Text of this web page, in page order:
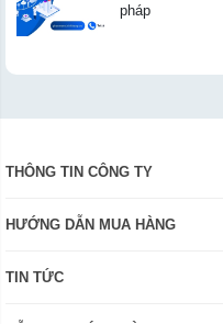
pháp
THÔNG TIN CÔNG TY
Chính sách bảo mật thông tin
HƯỚNG DẪN MUA HÀNG
Thanh toán và giao hàng
TIN TỨC